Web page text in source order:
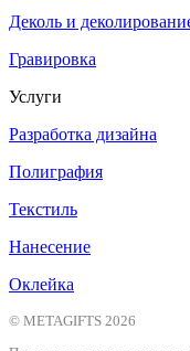
Деколь и
Гравировка
Услуги
Разработка дизайна
Полиграфия
Текстиль
Нанесение
Оклейка
© METAGIFTS 2026